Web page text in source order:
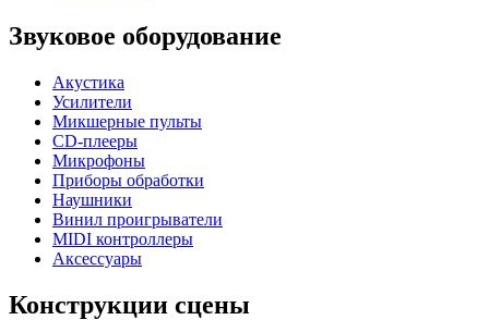
Звуковое оборудование
Акустика
Усилители
Микшерные пульты
CD-плееры
Микрофоны
Приборы обработки
Наушники
Винил проигрыватели
MIDI контроллеры
Аксессуары
Конструкции сцены